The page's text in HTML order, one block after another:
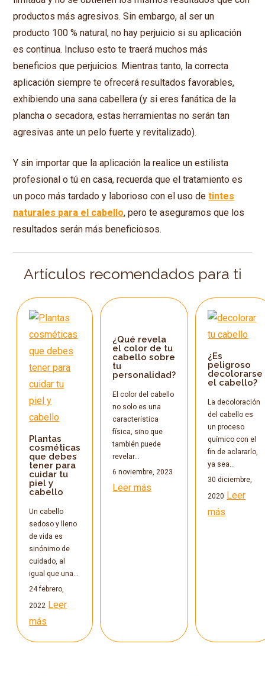
productos más agresivos. Sin embargo, al ser un
producto 100 % natural, no hay perjuicio si su aplicación
es continua. Incluso esto te traerá muchos más
beneficios que perjuicios. Mientras tanto, la correcta
aplicación siempre te ofrecerá resultados favorables,
exhibiendo una sana cabellera (y si eres fanática de la
plancha o secadora, estas herramientas no serán tan
agresivas ante un pelo fuerte y revitalizado).
Y sin importar que la aplicación la realice un estilista
profesional o tú en casa, recuerda que el tratamiento es
un poco más tardado y laborioso con el uso detintes
naturales para el cabello, pero te aseguramos que los
resultados serán más beneficiosos.
Artículos recomendados para ti
Plantas
cosméticas
que debes
tener para
cuidar tu
piel y
cabello
Un cabello
sedoso y lleno
de vida es
sinónimo de
cuidado, al
igual que una…
24 febrero,
2022 Leer
más
¿Qué revela
el color de tu
cabello sobre
tu
personalidad?
El color del cabello
no solo es una
característica
física, sino que
también puede
revelar…
6 noviembre, 2023
Leer más
¿Es
peligroso
decolorarse
el cabello?
La decoloración
del cabello es
un proceso
químico con el
fin de aclararlo,
ya sea…
30 diciembre,
2020 Leer
más